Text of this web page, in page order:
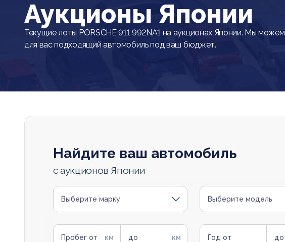
Аукционы Японии
Текущие лоты PORSCHE 911 992NA1 на аукционах Японии. Мы
для вас подходящий автомобиль под ваш бюджет.
Найдите ваш автомобиль
с аукционов Японии
Выберите марку Выберите модель
Пробег от до Год от до